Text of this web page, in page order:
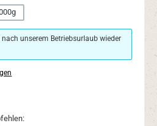
unserem Betriebsurlaub wieder